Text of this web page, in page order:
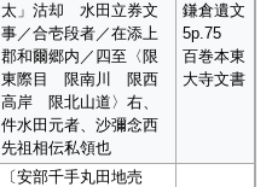
太」沽却 水田立券文
事／合壱段者／在添上
郡和爾郷内／四至〈限
東際目 限南川 限西
高岸 限北山道〉右、
件水田元者、沙彌念西
先祖相伝私領也
鎌倉遺文
5p.75
百巻本東
大寺文書
〔安部千手丸田地売